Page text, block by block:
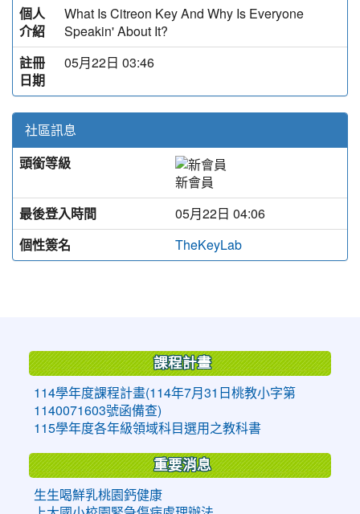
個人
介紹
What Is Citreon Key And Why Is Everyone
Speakin' About It?
註冊
日期
05月22日 03:46
社區訊息
頭銜等級
新會員
最後登入時間
05月22日 04:06
個性簽名
TheKeyLab
課程計畫
114學年度課程計畫(114年7月31日桃教小字第
1140071603號函備查)
115學年度各年級領域科目選用之教科書
重要消息
生生喝鮮乳桃園鈣健康